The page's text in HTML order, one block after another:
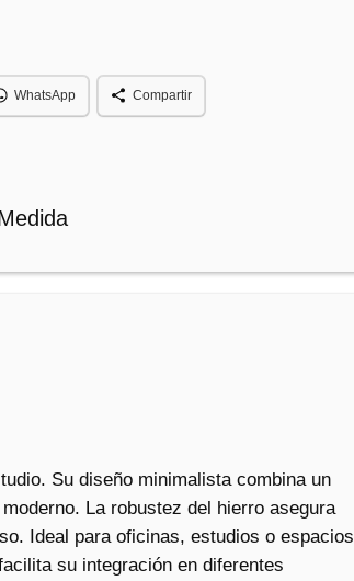
WhatsApp Compartir
Su diseño minimalista combina un
La robustez del hierro asegura
Ideal para oficinas, estudios o espacios
su integración en diferentes